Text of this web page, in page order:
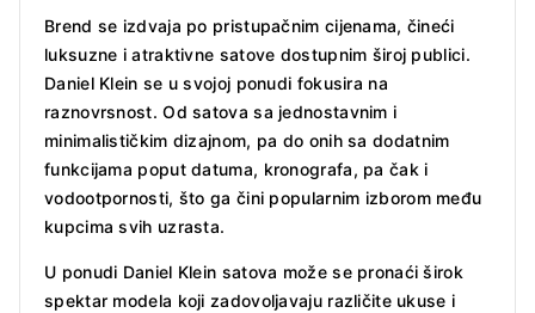
Brend se izdvaja po pristupačnim cijenama, čineći
luksuzne i atraktivne satove dostupnim široj publici.
Daniel Klein se u svojoj ponudi fokusira na
raznovrsnost. Od satova sa jednostavnim i
minimalističkim dizajnom, pa do onih sa dodatnim
funkcijama poput datuma, kronografa, pa čak i
vodootpornosti, što ga čini popularnim izborom među
kupcima svih uzrasta.
U ponudi Daniel Klein satova može se pronaći širok
spektar modela koji zadovoljavaju različite ukuse i